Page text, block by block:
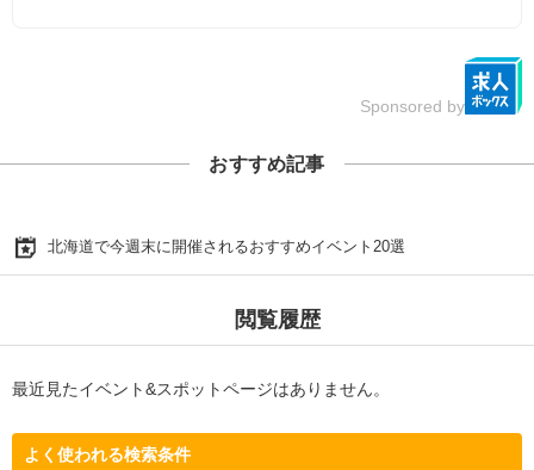
Sponsored by
おすすめ記事
北海道で今週末に開催されるおすすめイベント20選
閲覧履歴
最近見たイベント&スポットページはありません。
よく使われる検索条件